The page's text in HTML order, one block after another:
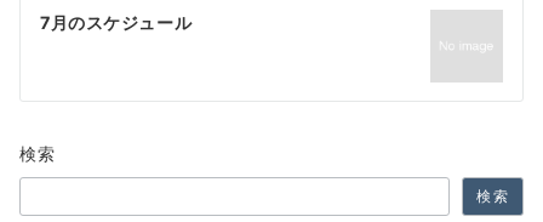
ゲ
シ
ョ
ン
7月のスケジュール
検索
検索